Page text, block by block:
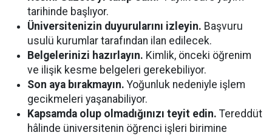
tarihinde başlıyor.
Üniversitenizin duyurularını izleyin. Başvuru
usulü kurumlar tarafından ilan edilecek.
Belgelerinizi hazırlayın. Kimlik, önceki öğrenim
ve ilişik kesme belgeleri gerekebiliyor.
Son aya bırakmayın. Yoğunluk nedeniyle işlem
gecikmeleri yaşanabiliyor.
Kapsamda olup olmadığınızı teyit edin. Tereddüt
hâlinde üniversitenin öğrenci işleri birimine